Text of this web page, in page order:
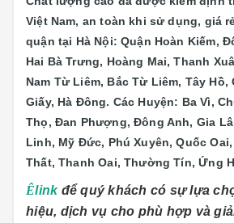
Việt Nam, an toàn khi sử dụng, giá
quận tại Hà Nội: Quận Hoàn Kiếm,
Hai Bà Trưng, Hoàng Mai, Thanh
Nam Từ Liêm, Bắc Từ Liêm, Tây Hồ,
Giấy, Hà Đông. Các Huyện: Ba Vì,
Thọ, Đan Phượng, Đông Anh, Gia
Linh, Mỹ Đức, Phú Xuyên, Quốc
Thất, Thanh Oai, Thường Tín, Ứng
Êlink để quý khách có sự lựa
hiệu, dịch vụ cho phù hợp và